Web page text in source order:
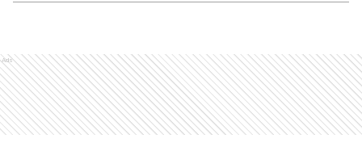
Ads